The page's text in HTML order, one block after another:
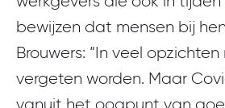
bewijzen dat mensen bij
Brouwers: “In veel
vergeten worden. Maar
vanuit het oogpunt van